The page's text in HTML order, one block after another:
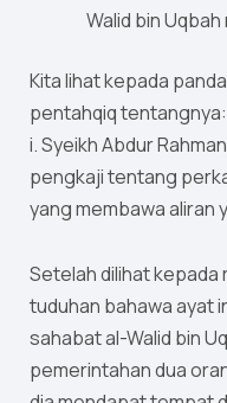
Walid bin Uqbah
Kita lihat kepada
pentahqiq tentangnya:
i. Syeikh Abdur
pengkaji tentang
yang membawa aliran
Setelah dilihat
tuduhan bahawa ayat
sahabat al-Walid bin
pemerintahan dua